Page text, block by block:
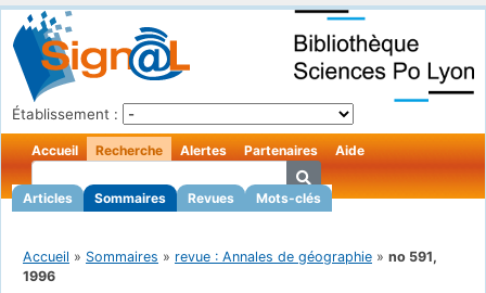
Établissement :
Accueil Recherche
Articles Sommaires Revues Mots-clés
Alertes Partenaires Aide
Accueil » Sommaires » revue : Annales de géographie » no 591,
1996